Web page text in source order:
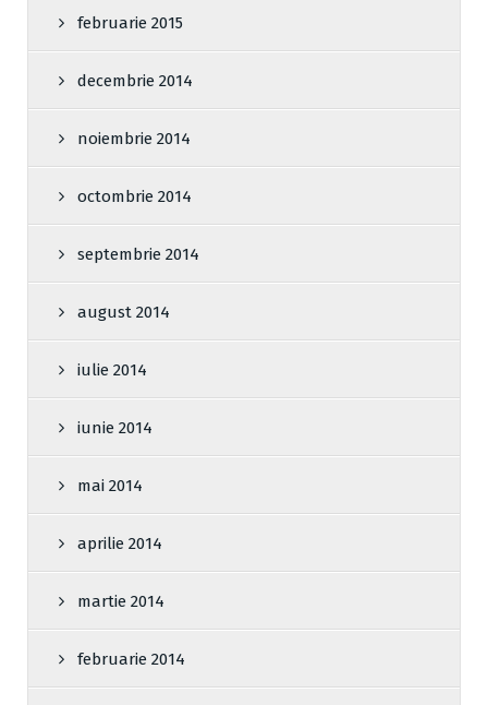
februarie 2015
decembrie 2014
noiembrie 2014
octombrie 2014
septembrie 2014
august 2014
iulie 2014
iunie 2014
mai 2014
aprilie 2014
martie 2014
februarie 2014